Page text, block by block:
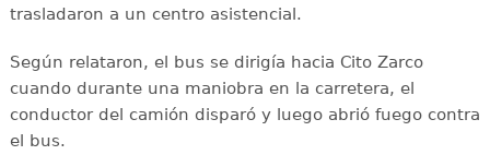
trasladaron a un centro asistencial.
Según relataron, el bus se dirigía hacia Cito Zarco
cuando durante una maniobra en la carretera, el
conductor del camión disparó y luego abrió fuego contra
el bus.